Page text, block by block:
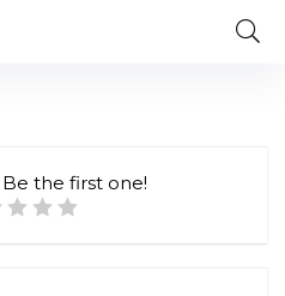
Be the first one!